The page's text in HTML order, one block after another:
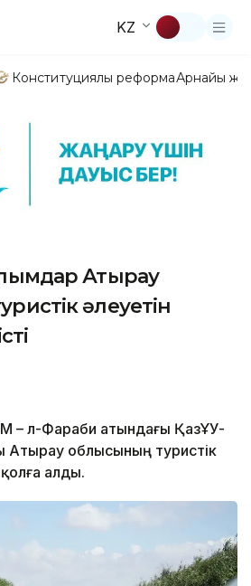
KZ
Конституциялық реформаАрнайы
Атырау
әлеуетін
– Әл-Фараби атындағы ҚазҰУ-
облысының туристік
алды.